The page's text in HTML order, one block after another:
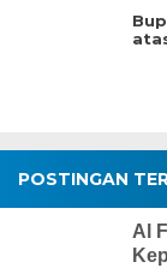
POSTINGAN
Al